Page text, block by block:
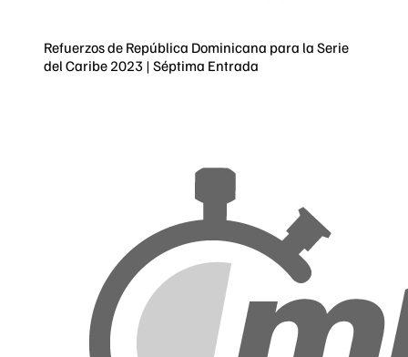
Refuerzos de República Dominicana para la Serie
del Caribe 2023 | Séptima Entrada